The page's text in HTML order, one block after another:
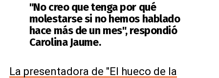
"No creo que tenga por qué
molestarse si no hemos hablado
hace más de un mes", respondió
Carolina Jaume.
La presentadora de "El hueco de la